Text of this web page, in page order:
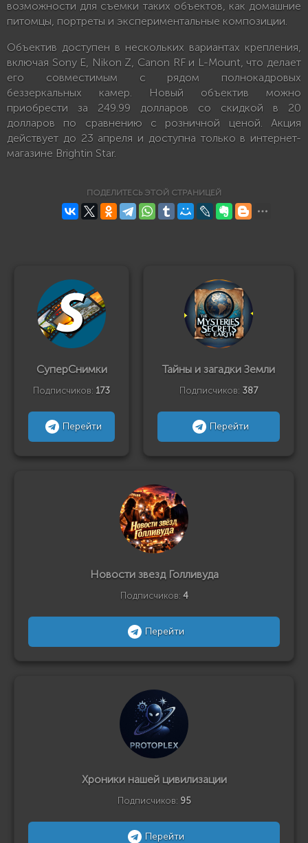
возможности для съемки таких объектов, как домашние
питомцы, портреты и экспериментальные композиции.
Объектив доступен в нескольких вариантах крепления,
включая Sony E, Nikon Z, Canon RF и L-Mount, что делает
его совместимым с рядом полнокадровых
беззеркальных камер. Новый объектив можно
приобрести за 249.99 долларов со скидкой в 20
долларов по сравнению с розничной ценой. Акция
действует до 23 апреля и доступна только в интернет-
магазине Brightin Star.
ПОДЕЛИТЕСЬ ЭТОЙ СТРАНИЦЕЙ
СуперСнимки
Подписчиков: 173
Перейти
Тайны и загадки Земли
Подписчиков: 387
Перейти
Новости звезд Голливуда
Подписчиков: 4
Перейти
Хроники нашей цивилизации
Подписчиков: 95
Перейти